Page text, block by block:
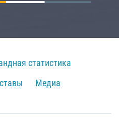
статистика
Медиа